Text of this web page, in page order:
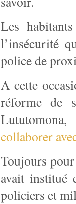
Les
l’insécurité
police de
A cette
réforme de
collaborer
Toujours
avait institué
policiers et